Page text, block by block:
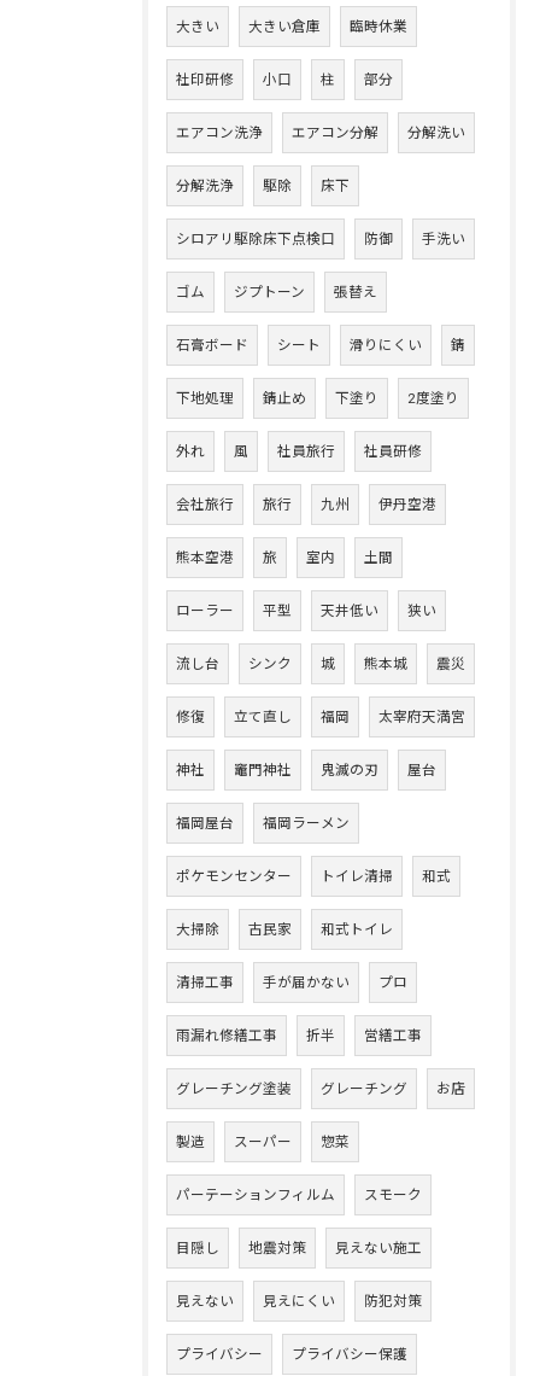
大きい 大きい倉庫 臨時休業
社印研修 小口 柱 部分
エアコン洗浄 エアコン分解 分解洗い
分解洗浄 駆除 床下
シロアリ駆除床下点検口 防御 手洗い
ゴム ジプトーン 張替え
石膏ボード シート 滑りにくい 錆
下地処理 錆止め 下塗り 2度塗り
外れ 風 社員旅行 社員研修
会社旅行 旅行 九州 伊丹空港
熊本空港 旅 室内 土間
ローラー 平型 天井低い 狭い
流し台 シンク 城 熊本城 震災
修復 立て直し 福岡 太宰府天満宮
神社 竈門神社 鬼滅の刃 屋台
福岡屋台 福岡ラーメン
ポケモンセンター トイレ清掃 和式
大掃除 古民家 和式トイレ
清掃工事 手が届かない プロ
雨漏れ修繕工事 折半 営繕工事
グレーチング塗装 グレーチング お店
製造 スーパー 惣菜
パーテーションフィルム スモーク
目隠し 地震対策 見えない施工
見えない 見えにくい 防犯対策
プライバシー プライバシー保護